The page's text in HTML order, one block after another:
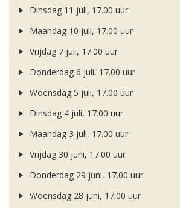
Dinsdag 11 juli, 17.00 uur
Maandag 10 juli, 17.00 uur
Vrijdag 7 juli, 17.00 uur
Donderdag 6 juli, 17.00 uur
Woensdag 5 juli, 17.00 uur
Dinsdag 4 juli, 17.00 uur
Maandag 3 juli, 17.00 uur
Vrijdag 30 juni, 17.00 uur
Donderdag 29 juni, 17.00 uur
Woensdag 28 juni, 17.00 uur